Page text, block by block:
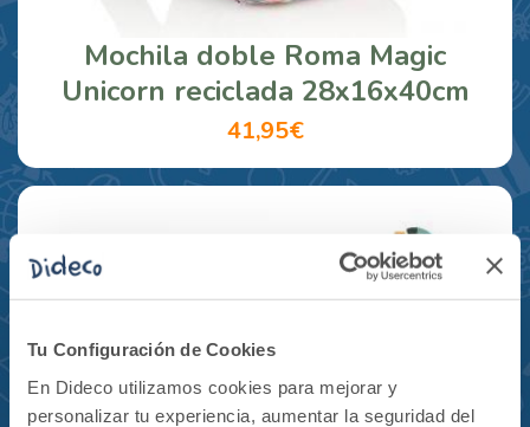
Tu Configuración de Cookies
En Dideco utilizamos cookies para mejorar y
personalizar tu experiencia, aumentar la seguridad del
Mochila doble Roma Magic
Unicorn reciclada 28x16x40cm
41,95€